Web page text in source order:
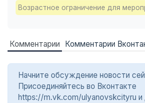
Возрастное ограничение для
Комментарии Комментарии
Начните обсуждение новости
Присоединяйтесь во Вконтакте
https://m.vk.com/ulyanovskcityru и